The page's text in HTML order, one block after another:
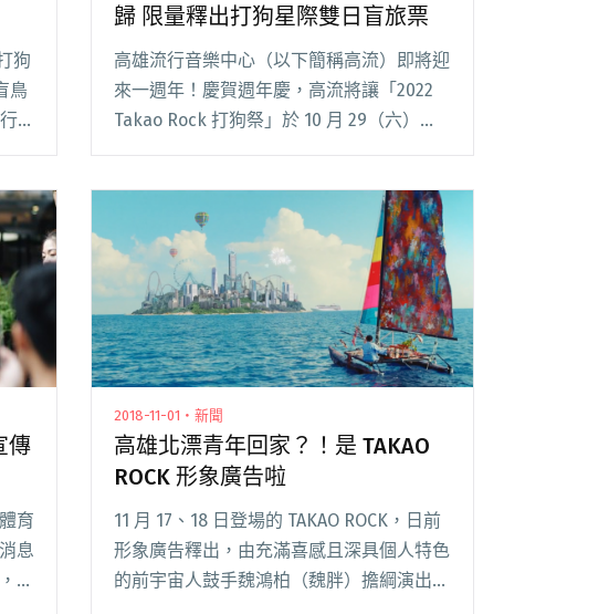
狗
鳥
狗
歸 限量釋出打狗星際雙日盲旅票
高雄流行音樂中心（以下簡稱高流）即將迎
來一週年！慶賀週年慶，高流將讓「2022
Takao Rock 打狗祭」於 10 月 29（六）至
來了！」、「等你很閱讀全文 "Takao Rock
打狗祭睽違4年強勢回歸 限量釋出打狗星際
雙日盲旅票"
傳
育
息
開
2018-11-01・新聞
高雄北漂青年回家？！是 TAKAO
ROCK 形象廣告啦
11 月 17、18 日登場的 TAKAO ROCK，日前
形象廣告釋出，由充滿喜感且深具個人特色
的前宇宙人鼓手魏鴻柏（魏胖）擔綱演出，